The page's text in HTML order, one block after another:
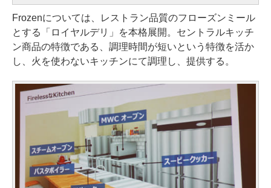
Frozenについては、レストラン品質のフローズンミール
とする「ロイヤルデリ」を本格展開。セントラルキッチ
ン商品の特徴である、調理時間が短いという特徴を活か
し、火を使わないキッチンにて調理し、提供する。